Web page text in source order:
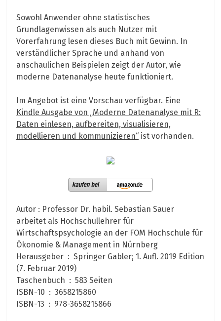
Sowohl Anwender ohne statistisches
Grundlagenwissen als auch Nutzer mit
Vorerfahrung lesen dieses Buch mit Gewinn. In
verständlicher Sprache und anhand von
anschaulichen Beispielen zeigt der Autor, wie
moderne Datenanalyse heute funktioniert.
Im Angebot ist eine Vorschau verfügbar. Eine
Kindle Ausgabe von „Moderne Datenanalyse mit R:
Daten einlesen, aufbereiten, visualisieren,
modellieren und kommunizieren“ ist vorhanden.
Autor : Professor Dr. habil. Sebastian Sauer
arbeitet als Hochschullehrer für
Wirtschaftspsychologie an der FOM Hochschule für
Ökonomie & Management in Nürnberg
Herausgeber ‏ : ‎ Springer Gabler; 1. Aufl. 2019 Edition
(7. Februar 2019)
Taschenbuch ‏ : ‎ 583 Seiten
ISBN-10 ‏ : ‎ 3658215860
ISBN-13 ‏ : ‎ 978-3658215866